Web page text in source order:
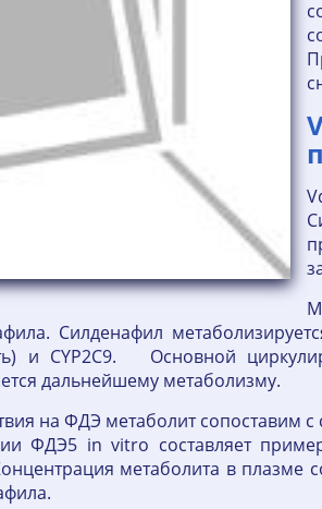
Силденафил
и CYP2C9. Основной
дальнейшему метаболизму.
на ФДЭ метаболит сопоставим
ФДЭ5 in vitro составляет
метаболита в плазме